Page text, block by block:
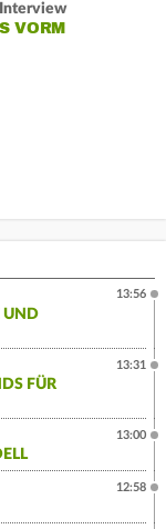
Interview
VORM
UND
13:56
FÜR
13:31
13:00
12:58